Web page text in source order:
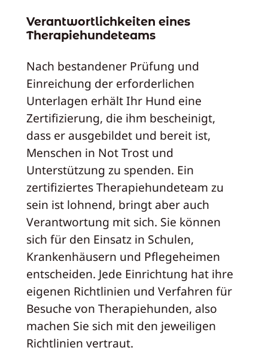
Verantwortlichkeiten eines
Therapiehundeteams
Nach bestandener Prüfung und
Einreichung der erforderlichen
Unterlagen erhält Ihr Hund eine
Zertifizierung, die ihm bescheinigt,
dass er ausgebildet und bereit ist,
Menschen in Not Trost und
Unterstützung zu spenden. Ein
zertifiziertes Therapiehundeteam zu
sein ist lohnend, bringt aber auch
Verantwortung mit sich. Sie können
sich für den Einsatz in Schulen,
Krankenhäusern und Pflegeheimen
entscheiden. Jede Einrichtung hat ihre
eigenen Richtlinien und Verfahren für
Besuche von Therapiehunden, also
machen Sie sich mit den jeweiligen
Richtlinien vertraut.